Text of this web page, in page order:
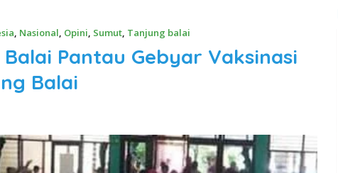
, Nasional, Opini, Sumut, Tanjung balai
Pantau Gebyar Vaksinasi
Balai